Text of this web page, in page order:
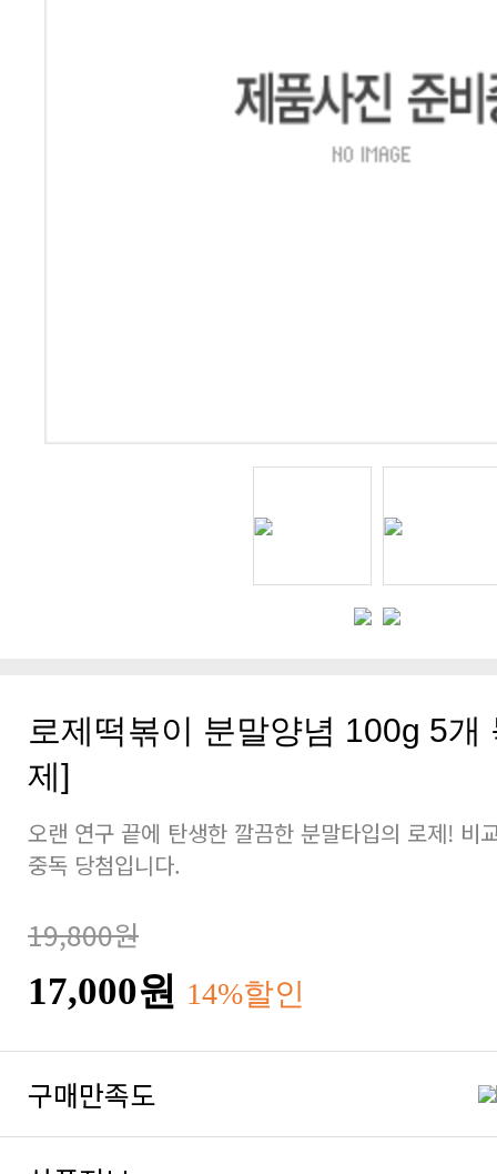
로제떡볶이 분말양념 100g 5개
제]
오랜 연구 끝에 탄생한 깔끔한 분말타입의 로제! 비
중독 당첨입니다.
19,800원
17,000원 14%할인
구매만족도